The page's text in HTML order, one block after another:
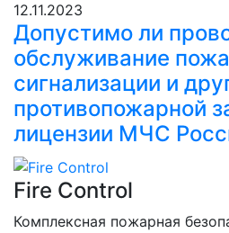
12.11.2023
Допустимо ли
обслуживание
сигнализации и
противопожарной
лицензии МЧС
Fire Control
Комплексная пожарная